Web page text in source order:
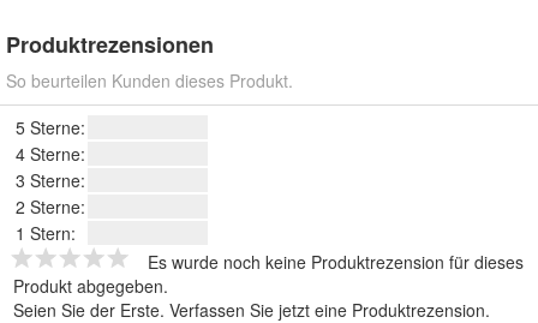
Produktrezensionen
So beurteilen Kunden dieses Produkt.
5 Sterne:
4 Sterne:
3 Sterne:
2 Sterne:
1 Stern:
Es wurde noch keine Produktrezension für dieses
Produkt abgegeben.
Seien Sie der Erste. Verfassen Sie jetzt eine Produktrezension.